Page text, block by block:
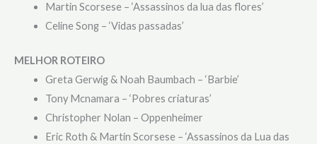
Martin Scorsese – ‘Assassinos da lua das flores’
Celine Song – ‘Vidas passadas’
MELHOR ROTEIRO
Greta Gerwig & Noah Baumbach – ‘Barbie’
Tony Mcnamara – ‘Pobres criaturas’
Christopher Nolan – Oppenheimer
Eric Roth & Martin Scorsese – ‘Assassinos da Lua das